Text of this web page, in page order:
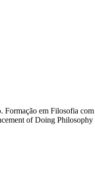
em Filosofia
of Doing